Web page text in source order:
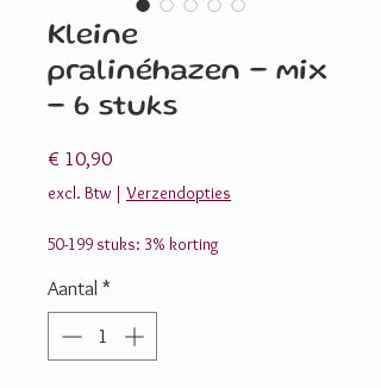
Kleine
pralinéhazen - mix
- 6 stuks
€ 10,90Prijs
excl. Btw | Verzendopties
50-199 stuks: 3% korting
Aantal *